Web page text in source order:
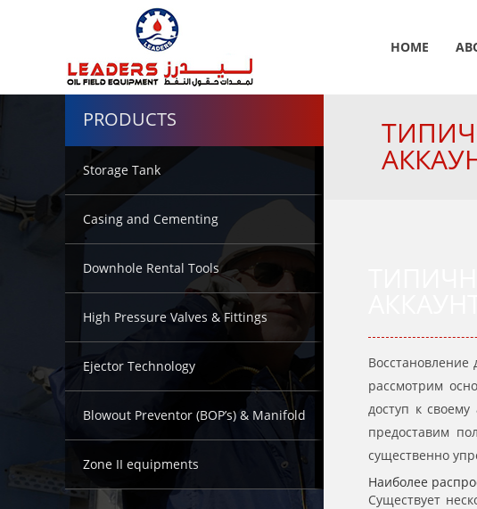
PRODUCTS
Storage Tank
Casing and Cementing
Downhole Rental Tools
High Pressure Valves & Fittings
Ejector Technology
Blowout Preventor (BOP’s) & Manifold
Zone II equipments
Восстановление
рассмотрим
доступ к
предоставим
существенно
Наиболее
Существует
HOME